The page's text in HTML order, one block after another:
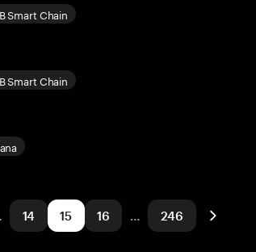
Smart Chain
Smart Chain
14 15 16 … 246